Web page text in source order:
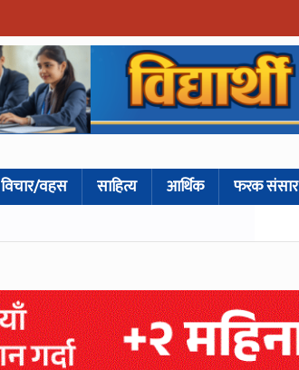
विचार/वहस साहित्य आर्थिक फरक संसार